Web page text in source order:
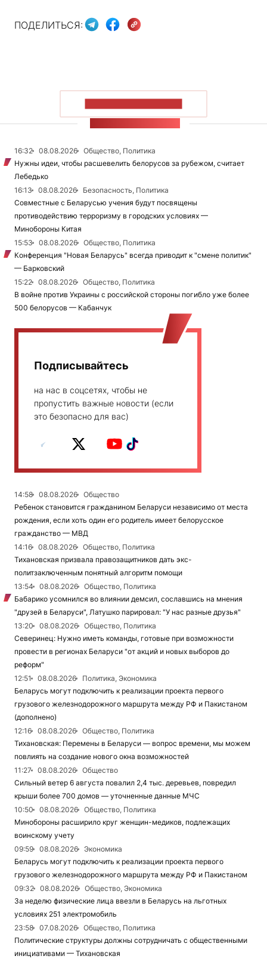
ПОДЕЛИТЬСЯ:
16:32 08.08.2026
Общество, Политика
Нужны идеи, чтобы расшевелить белорусов за рубежом, считает
Лебедько
16:13
08.08.2026
Безопасность, Политика
Совместные с Беларусью учения будут посвящены
противодействию терроризму в городских условиях —
Минобороны Китая
15:53
08.08.2026
Общество, Политика
Конференция "Новая Беларусь" всегда приводит к "смене политик"
— Барковский
15:22
08.08.2026
Общество, Политика
В войне против Украины с российской стороны погибло уже более
500 белорусов — Кабанчук
Подписывайтесь
на нас в соцсетях, чтобы не
пропустить важные новости (если
это безопасно для вас)
14:58 08.08.2026
Общество
Ребенок становится гражданином Беларуси независимо от места
рождения, если хоть один его родитель имеет белорусское
гражданство — МВД
14:16
08.08.2026
Общество, Политика
Тихановская призвала правозащитников дать экс-
политзаключенным понятный алгоритм помощи
13:54
08.08.2026
Общество, Политика
Бабарико усомнился во влиянии демсил, сославшись на мнения
"друзей в Беларуси", Латушко парировал: "У нас разные друзья"
13:20
08.08.2026
Общество, Политика
Северинец: Нужно иметь команды, готовые при возможности
провести в регионах Беларуси "от акций и новых выборов до
реформ"
12:51
08.08.2026
Политика, Экономика
Беларусь могут подключить к реализации проекта первого
грузового железнодорожного маршрута между РФ и Пакистаном
(дополнено)
12:16
08.08.2026
Общество, Политика
Тихановская: Перемены в Беларуси — вопрос времени, мы можем
повлиять на создание нового окна возможностей
11:27
08.08.2026
Общество
Сильный ветер 6 августа повалил 2,4 тыс. деревьев, повредил
крыши более 700 домов — уточненные данные МЧС
10:50
08.08.2026
Общество, Политика
Минобороны расширило круг женщин-медиков, подлежащих
воинскому учету
09:59
08.08.2026
Экономика
Беларусь могут подключить к реализации проекта первого
грузового железнодорожного маршрута между РФ и Пакистаном
09:32
08.08.2026
Общество, Экономика
За неделю физические лица ввезли в Беларусь на льготных
условиях 251 электромобиль
23:58
07.08.2026
Общество, Политика
Политические структуры должны сотрудничать с общественными
инициативами — Тихановская